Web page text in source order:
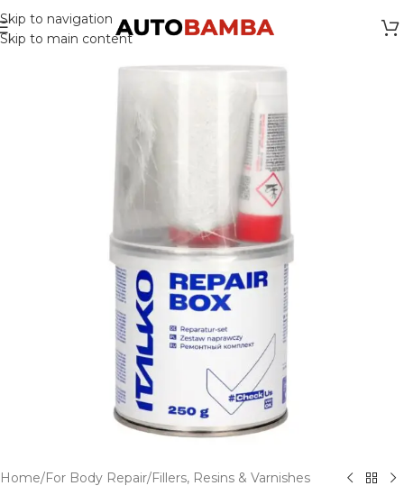
Skip to navigation
Skip to main content
Home/For Body Repair/Fillers, Resins & Varnishes